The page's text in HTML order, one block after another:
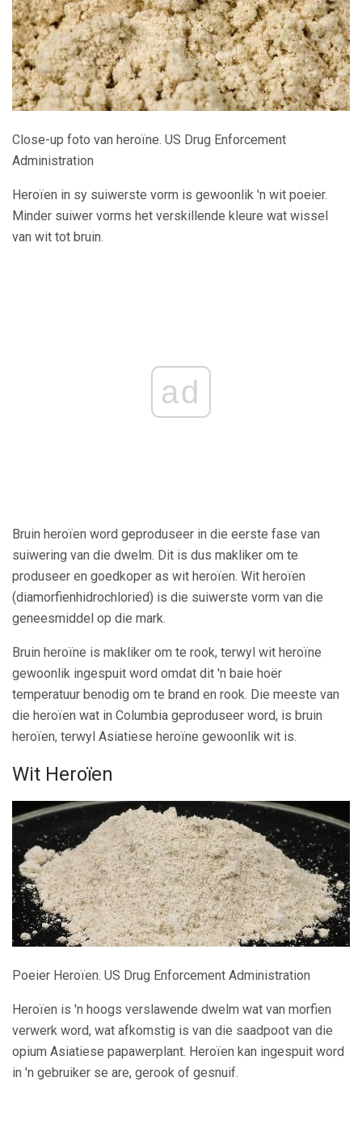
Close-up foto van heroïne. US Drug Enforcement
Administration
Heroïen in sy suiwerste vorm is gewoonlik 'n wit poeier.
Minder suiwer vorms het verskillende kleure wat wissel
van wit tot bruin.
ad
Bruin heroïen word geproduseer in die eerste fase van
suiwering van die dwelm. Dit is dus makliker om te
produseer en goedkoper as wit heroïen. Wit heroïen
(diamorfienhidrochloried) is die suiwerste vorm van die
geneesmiddel op die mark.
Bruin heroïne is makliker om te rook, terwyl wit heroïne
gewoonlik ingespuit word omdat dit 'n baie hoër
temperatuur benodig om te brand en rook. Die meeste van
die heroïen wat in Columbia geproduseer word, is bruin
heroïen, terwyl Asiatiese heroïne gewoonlik wit is.
Wit Heroïen
Poeier Heroïen. US Drug Enforcement Administration
Heroïen is 'n hoogs verslawende dwelm wat van morfien
verwerk word, wat afkomstig is van die saadpoot van die
opium Asiatiese papawerplant. Heroïen kan ingespuit word
in 'n gebruiker se are, gerook of gesnuif.